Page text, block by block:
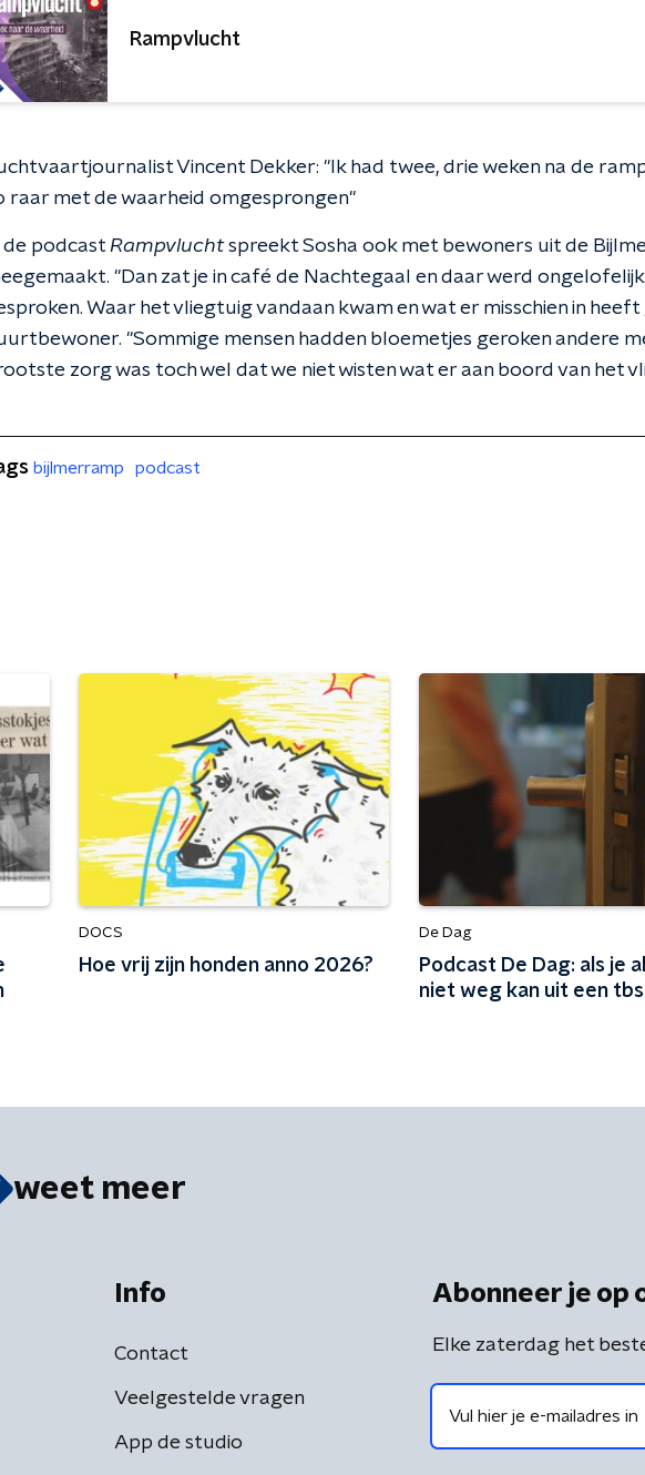
Rampvlucht
Vincent Dekker: "Ik had twee, drie weken na de
raar met de waarheid omgesprongen"
de podcast Rampvluchtspreekt Sosha ook met bewoners uit de
"Dan zat je in café de Nachtegaal en daar werd
Waar het vliegtuig vandaan kwam en wat er misschien in
"Sommige mensen hadden bloemetjes geroken andere
zorg was toch wel dat we niet wisten wat er aan boord van het
bijlmerramp podcast
DOCS
Hoe vrij zijn honden anno 2026?
De Dag
Podcast De Dag: als je
niet weg kan uit een
weet meer
Info
Contact
Veelgestelde vragen
App de studio
Abonneer je op
Elke zaterdag het